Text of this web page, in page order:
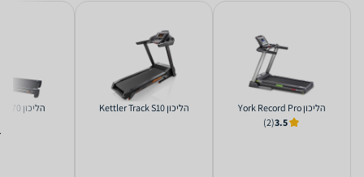
הליכון York Record Pro
3.5
(2)
הליכון Kettler Track S10 הליכון Kettler KT470